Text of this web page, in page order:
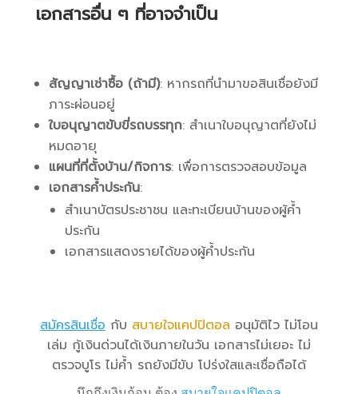
เอกสารอื่น ๆ ที่อาจจำเป็น
สัญญาเช่าซื้อ (ถ้ามี): หากรถที่นำมาขอสินเชื่อยังมี
ภาระผ่อนอยู่
ใบอนุญาตขับขี่รถบรรทุก: สำเนาใบอนุญาตที่ยังไม่
หมดอายุ
แผนที่ที่ตั้งบ้าน/กิจการ: เพื่อการตรวจสอบข้อมูล
เอกสารค้ำประกัน:
สำเนาบัตรประชาชน และทะเบียนบ้านของผู้ค้ำ
ประกัน
เอกสารแสดงรายได้ของผู้ค้ำประกัน
สมัครสินเชื่อกับ สบายใจแคปปิตอล อนุมัติไว ไม่โอน
เล่ม กู้เงินด่วนได้เงินภายในวัน เอกสารไม่เยอะ ไม่
ตรวจบูโร ไม่ค้ำ รถยังมีขับ โปร่งใสและเชื่อถือได้